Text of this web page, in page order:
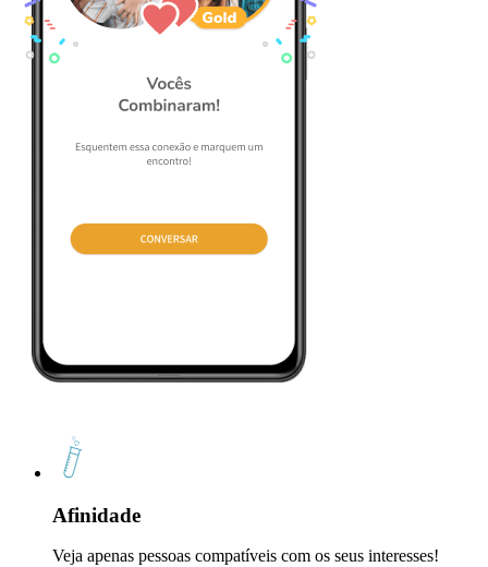
Afinidade
Veja apenas pessoas compatíveis com os seus interesses!